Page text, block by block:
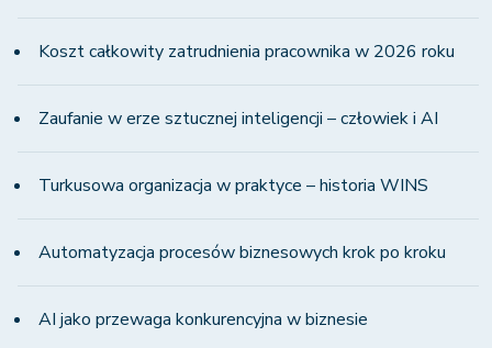
Koszt całkowity zatrudnienia pracownika w 2026 roku
Zaufanie w erze sztucznej inteligencji – człowiek i AI
Turkusowa organizacja w praktyce – historia WINS
Automatyzacja procesów biznesowych krok po kroku
AI jako przewaga konkurencyjna w biznesie